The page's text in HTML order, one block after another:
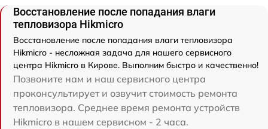
Восстановление после попадания влаги
тепловизора Hikmicro
Восстановление после попадания влаги тепловизора
Hikmicro - несложная задача для нашего сервисного
центра Hikmicro в Кирове. Выполним быстро и качественно!
Позвоните нам и наш сервисного центра
проконсультирует и озвучит стоимость ремонта
тепловизора. Среднее время ремонта устройств
Hikmicro в нашем сервисном - 2 часа.